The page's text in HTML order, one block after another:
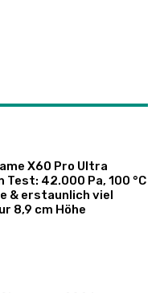
X60 Pro Ultra
Test: 42.000 Pa, 100 °C
& erstaunlich viel
8,9 cm Höhe